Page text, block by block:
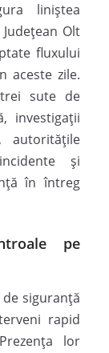
liniștea
Olt
fluxului
aceste zile.
sute de
investigații
autoritățile
și
în întreg
pe
siguranță
rapid
lor